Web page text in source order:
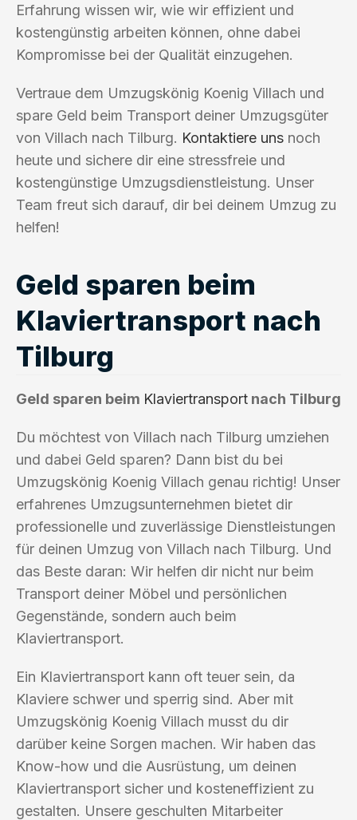
Erfahrung wissen wir, wie wir effizient und
kostengünstig arbeiten können, ohne dabei
Kompromisse bei der Qualität einzugehen.
Vertraue dem Umzugskönig Koenig Villach und
spare Geld beim Transport deiner Umzugsgüter
von Villach nach Tilburg. Kontaktiere uns noch
heute und sichere dir eine stressfreie und
kostengünstige Umzugsdienstleistung. Unser
Team freut sich darauf, dir bei deinem Umzug zu
helfen!
Geld sparen beim
Klaviertransport nach
Tilburg
Geld sparen beim Klaviertransport nach Tilburg
Du möchtest von Villach nach Tilburg umziehen
und dabei Geld sparen? Dann bist du bei
Umzugskönig Koenig Villach genau richtig! Unser
erfahrenes Umzugsunternehmen bietet dir
professionelle und zuverlässige Dienstleistungen
für deinen Umzug von Villach nach Tilburg. Und
das Beste daran: Wir helfen dir nicht nur beim
Transport deiner Möbel und persönlichen
Gegenstände, sondern auch beim
Klaviertransport.
Ein Klaviertransport kann oft teuer sein, da
Klaviere schwer und sperrig sind. Aber mit
Umzugskönig Koenig Villach musst du dir
darüber keine Sorgen machen. Wir haben das
Know-how und die Ausrüstung, um deinen
Klaviertransport sicher und kosteneffizient zu
gestalten. Unsere geschulten Mitarbeiter